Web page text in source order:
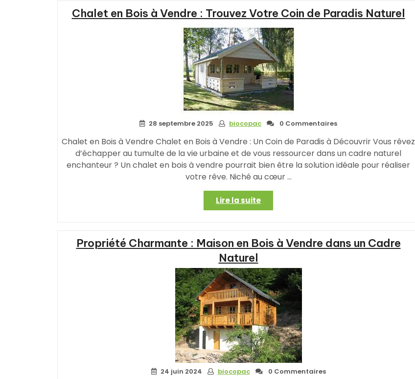
Chalet en Bois à Vendre : Trouvez Votre Coin de Paradis Naturel
28 septembre 2025 biocopac 0 Commentaires
Chalet en Bois à Vendre Chalet en Bois à Vendre : Un Coin de Paradis à Découvrir Vous rêvez
d’échapper au tumulte de la vie urbaine et de vous ressourcer dans un cadre naturel
enchanteur ? Un chalet en bois à vendre pourrait bien être la solution idéale pour réaliser
votre rêve. Niché au cœur …
Lire la suite« Chalet
en
Bois
à
Vendre
Votre
Coin
de
Paradis
Naturel »
Propriété Charmante : Maison en Bois à Vendre dans un Cadre
Naturel
24 juin 2024 biocopac 0 Commentaires